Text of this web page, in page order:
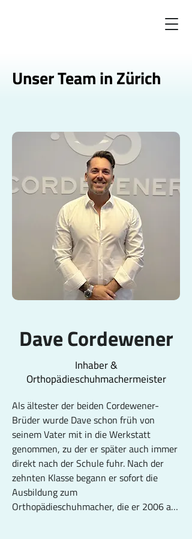
Unser Team in Zürich
Dave Cordewener
Inhaber &
Orthopädieschuhmachermeister
Als ältester der beiden Cordewener-
Brüder wurde Dave schon früh von
seinem Vater mit in die Werkstatt
genommen, zu der er später auch immer
direkt nach der Schule fuhr. Nach der
zehnten Klasse begann er sofort die
Ausbildung zum
Orthopädieschuhmacher, die er 2006 als